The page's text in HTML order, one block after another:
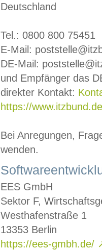
Deutschland
Tel.: 0800 800 75451
E-Mail:
DE-Mail:
und Empfänger das
direkter Kontakt:
https://
Bei Anregungen,
wenden.
EES GmbH
Sektor F,
Westhafenstraße 1
13353 Berlin
https://ees-gmbh.de/